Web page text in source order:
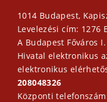
1014 Budapest,
Levelezési cím: 1276
A Budapest Főváros
Hivatal elektronikus
elektronikus
208048326
Központi